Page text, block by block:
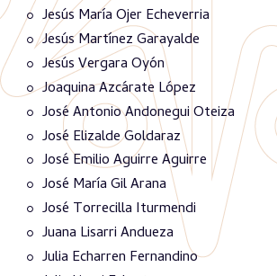
Jesús María Ojer Echeverria
Jesús Martínez Garayalde
Jesús Vergara Oyón
Joaquina Azcárate López
José Antonio Andonegui Oteiza
José Elizalde Goldaraz
José Emilio Aguirre Aguirre
José María Gil Arana
José Torrecilla Iturmendi
Juana Lisarri Andueza
Julia Echarren Fernandino